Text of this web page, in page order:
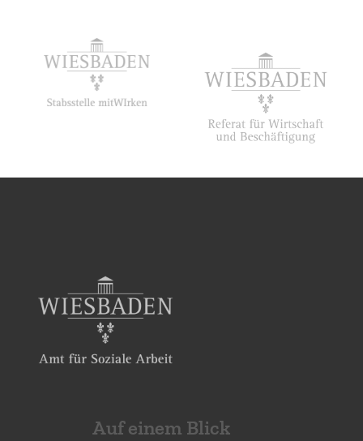
Auf einem Blick